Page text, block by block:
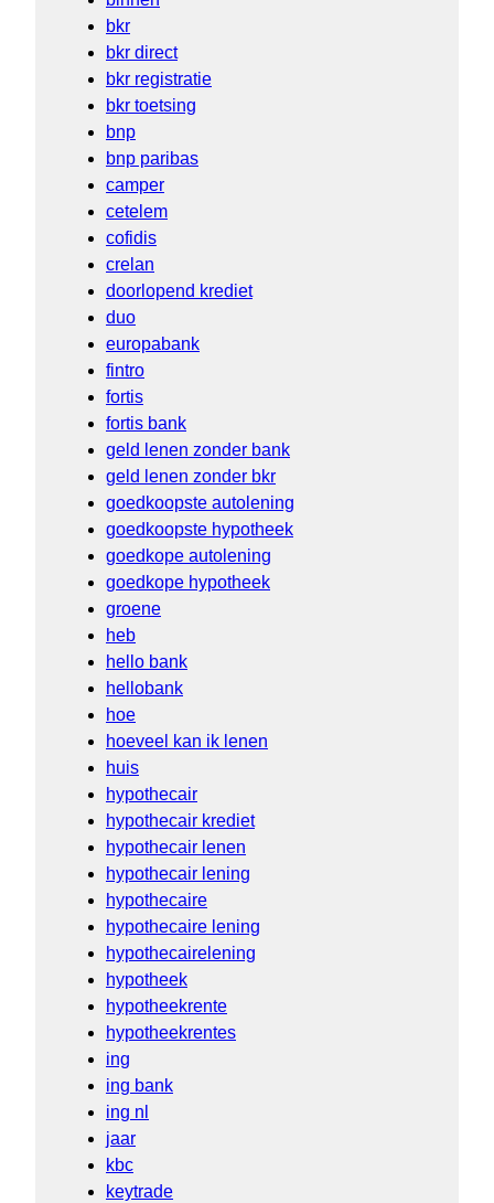
bkr
bkr direct
bkr registratie
bkr toetsing
bnp
bnp paribas
camper
cetelem
cofidis
crelan
doorlopend krediet
duo
europabank
fintro
fortis
fortis bank
geld lenen zonder bank
geld lenen zonder bkr
goedkoopste autolening
goedkoopste hypotheek
goedkope autolening
goedkope hypotheek
groene
heb
hello bank
hellobank
hoe
hoeveel kan ik lenen
huis
hypothecair
hypothecair krediet
hypothecair lenen
hypothecair lening
hypothecaire
hypothecaire lening
hypothecairelening
hypotheek
hypotheekrente
hypotheekrentes
ing
ing bank
ing nl
jaar
kbc
keytrade